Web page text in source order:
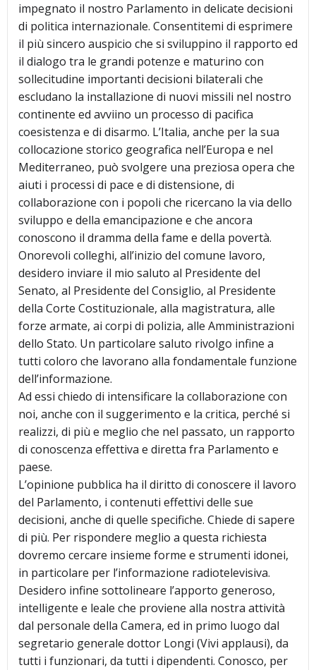
impegnato il nostro Parlamento in delicate decisioni
di politica internazionale. Consentitemi di esprimere
il più sincero auspicio che si sviluppino il rapporto ed
il dialogo tra le grandi potenze e maturino con
sollecitudine importanti decisioni bilaterali che
escludano la installazione di nuovi missili nel nostro
continente ed avviino un processo di pacifica
coesistenza e di disarmo. L’Italia, anche per la sua
collocazione storico geografica nell’Europa e nel
Mediterraneo, può svolgere una preziosa opera che
aiuti i processi di pace e di distensione, di
collaborazione con i popoli che ricercano la via dello
sviluppo e della emancipazione e che ancora
conoscono il dramma della fame e della povertà.
Onorevoli colleghi, all’inizio del comune lavoro,
desidero inviare il mio saluto al Presidente del
Senato, al Presidente del Consiglio, al Presidente
della Corte Costituzionale, alla magistratura, alle
forze armate, ai corpi di polizia, alle Amministrazioni
dello Stato. Un particolare saluto rivolgo infine a
tutti coloro che lavorano alla fondamentale funzione
dell’informazione.
Ad essi chiedo di intensificare la collaborazione con
noi, anche con il suggerimento e la critica, perché si
realizzi, di più e meglio che nel passato, un rapporto
di conoscenza effettiva e diretta fra Parlamento e
paese.
L’opinione pubblica ha il diritto di conoscere il lavoro
del Parlamento, i contenuti effettivi delle sue
decisioni, anche di quelle specifiche. Chiede di sapere
di più. Per rispondere meglio a questa richiesta
dovremo cercare insieme forme e strumenti idonei,
in particolare per l’informazione radiotelevisiva.
Desidero infine sottolineare l’apporto generoso,
intelligente e leale che proviene alla nostra attività
dal personale della Camera, ed in primo luogo dal
segretario generale dottor Longi (Vivi applausi), da
tutti i funzionari, da tutti i dipendenti. Conosco, per